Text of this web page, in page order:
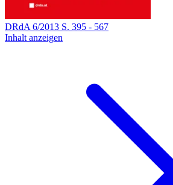
DRdA 6/2013 S. 395 - 567
Inhalt anzeigen